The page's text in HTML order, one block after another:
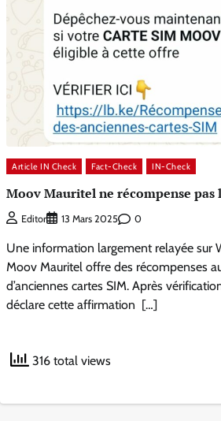
Article IN Check Fact-Check IN-Check
Moov Mauritel ne récompense pas
Editor 13 Mars 2025 0
Une information largement relayée sur
Moov Mauritel offre des récompenses
d’anciennes cartes SIM. Après
déclare cette affirmation […]
316 total views